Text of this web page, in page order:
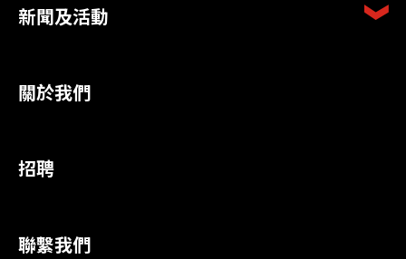
新聞及活動
關於我們
招聘
聯繫我們